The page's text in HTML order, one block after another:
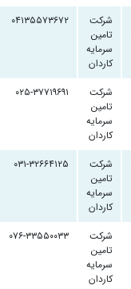
شرکت
تامین
سرمایه
کاردان
۰۴۱۳۵۵۷۳۶۷۲
شرکت
تامین
سرمایه
کاردان
۰۲۵-۳۷۷۱۹۶۹۱
شرکت
تامین
سرمایه
کاردان
۰۳۱-۳۲۶۶۴۱۲۵
شرکت
تامین
سرمایه
کاردان
۰۷۶-۳۳۵۵۰۰۳۳